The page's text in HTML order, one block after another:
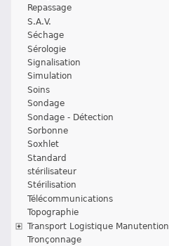
Repassage
S.A.V.
Séchage
Sérologie
Signalisation
Simulation
Soins
Sondage
Sondage - Détection
Sorbonne
Soxhlet
Standard
stérilisateur
Stérilisation
Télécommunications
Topographie
Transport Logistique Manutention
Tronçonnage